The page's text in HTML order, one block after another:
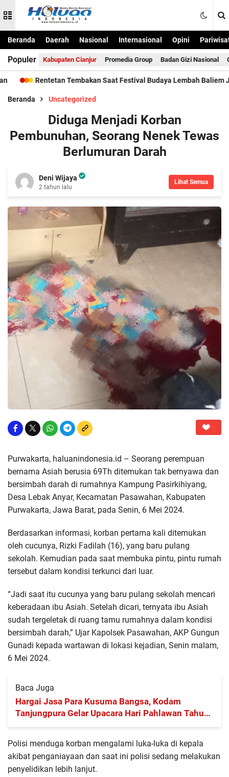
Beranda Daerah Nasional Internasional Opini
Populer Kabupaten Cianjur Promedia Group Badan Gizi Nasional
Rentetan Tembakan Saat Festival Budaya Lembah Baliem
Beranda Uncategorized
Diduga Menjadi Korban
Pembunuhan, Seorang Nenek Tewas
Berlumuran Darah
Deni Wijaya
2 tahun lalu
Lihat Semua
Purwakarta, haluanindonesia.id – Seorang perempuan
bernama Asiah berusia 69Th ditemukan tak bernyawa dan
bersimbah darah di rumahnya Kampung Pasirkihiyang,
Desa Lebak Anyar, Kecamatan Pasawahan, Kabupaten
Purwakarta, Jawa Barat, pada Senin, 6 Mei 2024.
Berdasarkan informasi, korban pertama kali ditemukan
oleh cucunya, Rizki Fadilah (16), yang baru pulang
sekolah. Kemudian pada saat membuka pintu, pintu rumah
tersebut dalam kondisi terkunci dari luar.
“Jadi saat itu cucunya yang baru pulang sekolah mencari
keberadaan ibu Asiah. Setelah dicari, ternyata ibu Asiah
sudah tergeletak di ruang tamu rumahnya dalam kondisi
bersimbah darah,” Ujar Kapolsek Pasawahan, AKP Gungun
Gunadi kepada wartawan di lokasi kejadian, Senin malam,
6 Mei 2024.
Baca Juga
Hargai Jasa Para Kusuma Bangsa, Kodam
Tanjungpura Gelar Upacara Hari Pahlawan Tahun
Polisi menduga korban mengalami luka-luka di kepala
akibat penganiayaan dan saat ini polisi sedang melakukan
penyelidikan lebih lanjut.